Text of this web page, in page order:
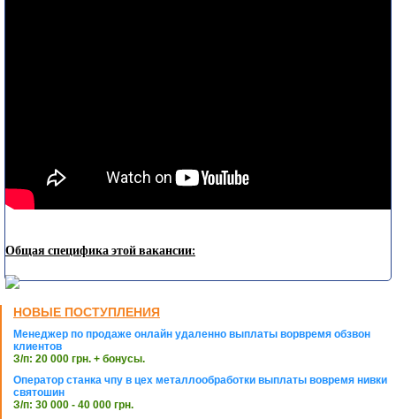
Общая специфика этой вакансии:
НОВЫЕ ПОСТУПЛЕНИЯ
Менеджер по продаже онлайн удаленно выплаты ворвремя обзвон
клиентов
З/п: 20 000 грн. + бонусы.
Оператор станка чпу в цех металлообработки выплаты вовремя нивки
святошин
З/п: 30 000 - 40 000 грн.